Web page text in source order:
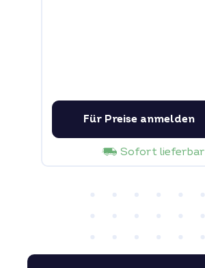
Für Preise anmelden
Sofort lieferbar